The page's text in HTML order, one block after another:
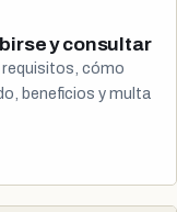
y consultar
requisitos, cómo
beneficios y multa